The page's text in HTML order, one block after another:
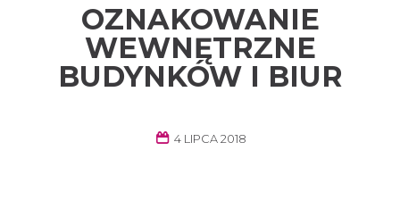
OZNAKOWANIE
WEWNĘTRZNE
BUDYNKÓW I BIUR
4 LIPCA 2018